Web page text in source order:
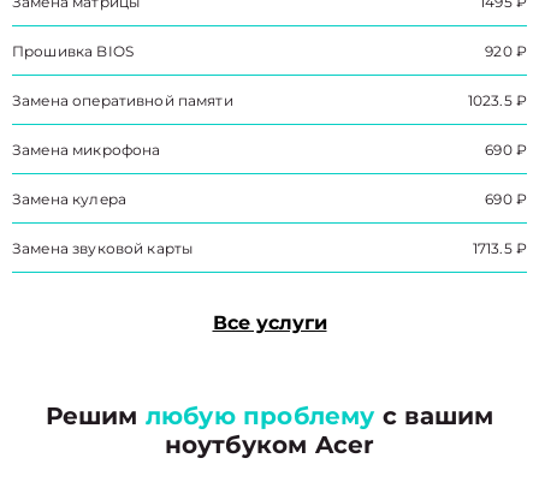
Прошивка BIOS 920 ₽
Замена оперативной памяти 1023.5 ₽
Замена микрофона 690 ₽
Замена кулера 690 ₽
Замена звуковой карты 1713.5 ₽
Все услуги
Решим любую проблему с вашим
ноутбуком Acer